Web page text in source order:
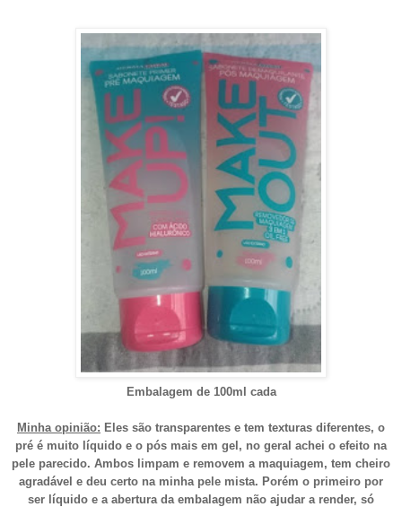
Embalagem de 100ml cada
Minha opinião: Eles são transparentes e tem texturas diferentes, o
pré é muito líquido e o pós mais em gel, no geral achei o efeito na
pele parecido. Ambos limpam e removem a maquiagem, tem cheiro
agradável e deu certo na minha pele mista. Porém o primeiro por
ser líquido e a abertura da embalagem não ajudar a render, só